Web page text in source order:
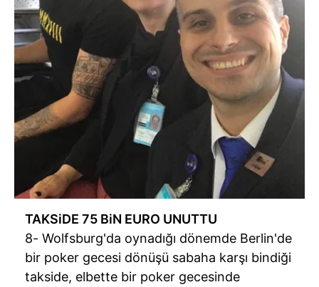
TAKSiDE 75 BiN EURO UNUTTU
8- Wolfsburg'da oynadığı dönemde Berlin'de
bir poker gecesi dönüşü sabaha karşı bindiği
takside, elbette bir poker gecesinde